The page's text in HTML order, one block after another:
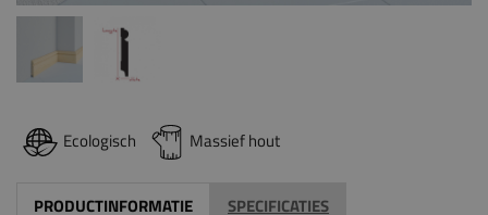
Ecologisch Massief hout
PRODUCTINFORMATIE SPECIFICATIES